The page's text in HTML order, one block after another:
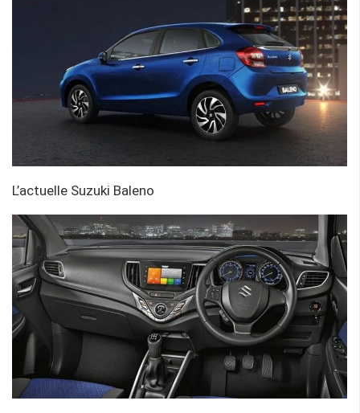
L’actuelle Suzuki Baleno